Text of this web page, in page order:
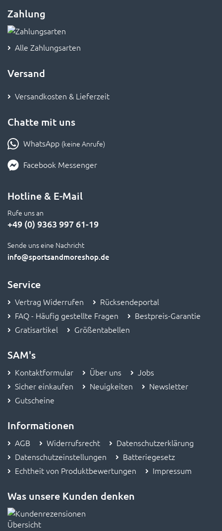
Zahlung
Alle Zahlungsarten
Rufe uns an
+49 (0) 9363 997 61-19
info@sportsandmoreshop.de
Vertrag Widerrufen
FAQ - Häufig gestellte Fragen
Bestpreis-Garantie
Gratisartikel
Größentabellen
Kontaktformular
Sicher einkaufen
Neuigkeiten
Newsletter
Gutscheine
AGB Widerrufsrecht
Datenschutzeinstellungen
Batteriegesetz
Echtheit von Produktbewertungen
Impressum